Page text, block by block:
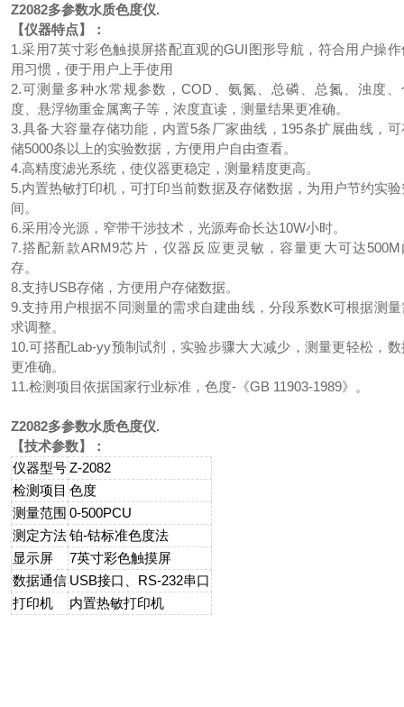
Z2082多参数水质色度仪.
【仪器特点】：
1.采用7英寸彩色触摸屏搭配直观的GUI图形导航，符合用户操作
用习惯，便于用户上手使用
2.可测量多种水常规参数，COD、氨氮、总磷、总氮、浊度、
度、悬浮物重金属离子等，浓度直读，测量结果更准确。
3.具备大容量存储功能，内置5条厂家曲线，195条扩展曲线，可
储5000条以上的实验数据，方便用户自由查看。
4.高精度滤光系统，使仪器更稳定，测量精度更高。
5.内置热敏打印机，可打印当前数据及存储数据，为用户节约实验
间。
6.采用冷光源，窄带干涉技术，光源寿命长达10W小时。
7.搭配新款ARM9芯片，仪器反应更灵敏，容量更大可达500M
存。
8.支持USB存储，方便用户存储数据。
9.支持用户根据不同测量的需求自建曲线，分段系数K可根据测量
求调整。
10.可搭配Lab-yy预制试剂，实验步骤大大减少，测量更轻松，数
更准确。
11.检测项目依据国家行业标准，色度-《GB 11903-1989》。
Z2082多参数水质色度仪.
【技术参数】：
仪器型号Z-2082
检测项目 色度
测量范围 0-500PCU
测定方法铂-钴标准色度法
显示屏
7英寸彩色触摸屏
数据通信 USB接口、RS-232串口
打印机
内置热敏打印机